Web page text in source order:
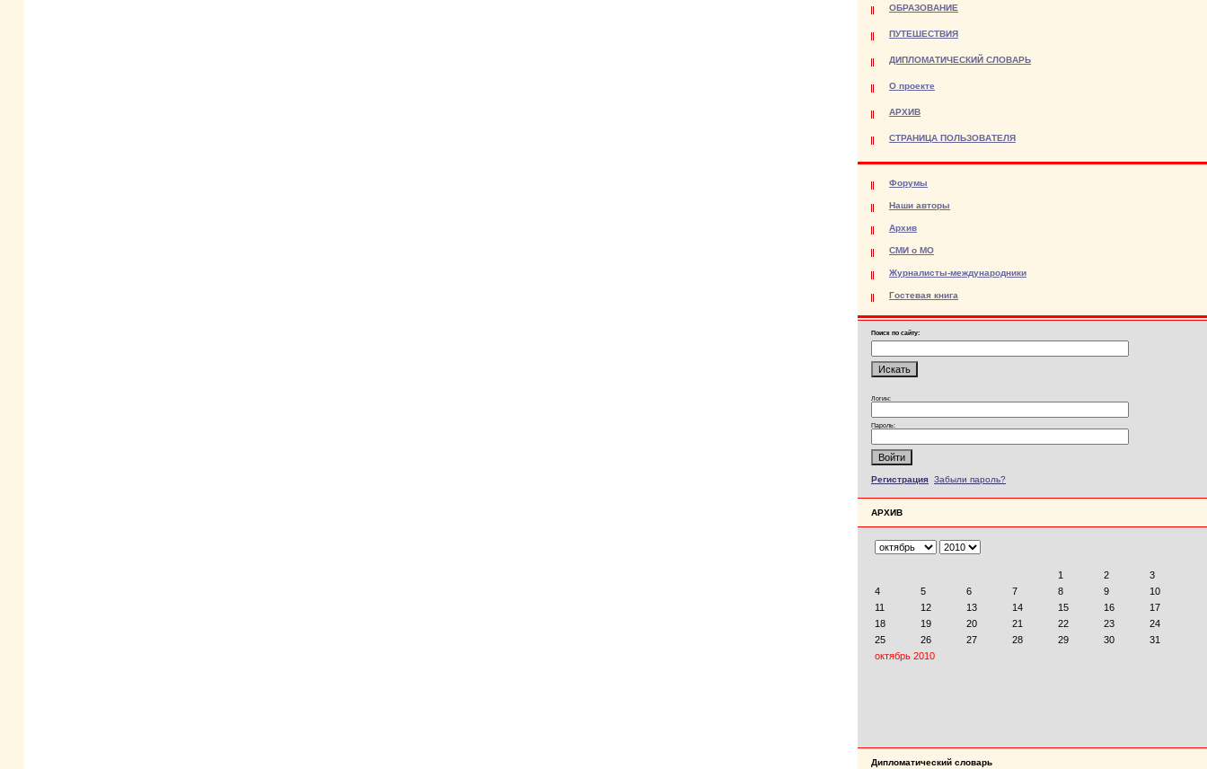
ОБРАЗОВАНИЕ
ПУТЕШЕСТВИЯ
ДИПЛОМАТИЧЕСКИЙ СЛОВАРЬ
О проекте
АРХИВ
СТРАНИЦА ПОЛЬЗОВАТЕЛЯ
Форумы
Наши авторы
Архив
СМИ о МО
Журналисты-международники
Гостевая книга
Поиск по сайту:
Логин:
Пароль:
Регистрация Забыли пароль?
АРХИВ
Дипломатический словарь